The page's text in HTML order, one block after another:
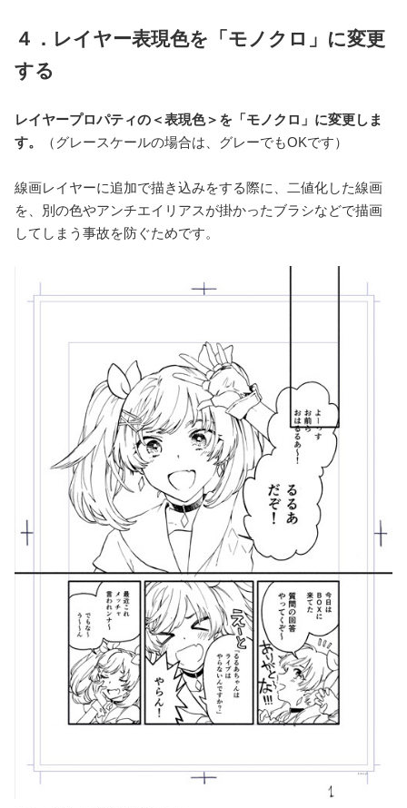
４．レイヤー表現色を「モノクロ」に変更
する
レイヤープロパティの＜表現色＞を「モノクロ」に変更しま
す。
（グレースケールの場合は、グレーでもOKです）
線画レイヤーに追加で描き込みをする際に、二値化した線画
を、別の色やアンチエイリアスが掛かったブラシなどで描画
してしまう事故を防ぐためです。